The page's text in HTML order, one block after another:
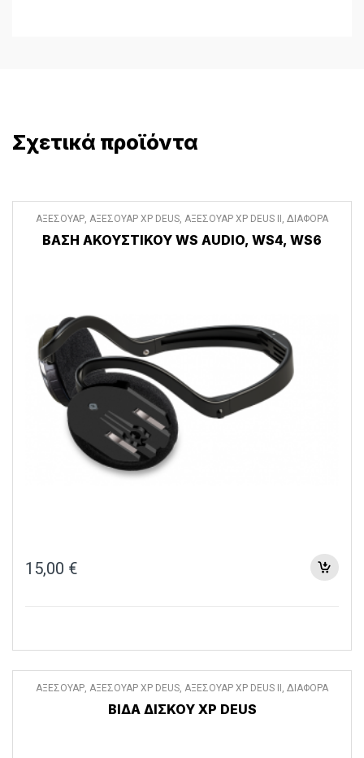
Σχετικά προϊόντα
ΑΞΕΣΟΥΑΡ ΑΞΕΣΟΥΑΡ XP DEUS ΑΞΕΣΟΥΑΡ XP DEUS II ΔΙΑΦΟΡΑ
ΒΑΣΗ ΑΚΟΥΣΤΙΚΟΥ WS AUDIO, WS4, WS6
15,00 €
ΑΞΕΣΟΥΑΡ ΑΞΕΣΟΥΑΡ XP DEUS ΑΞΕΣΟΥΑΡ XP DEUS II ΔΙΑΦΟΡΑ
ΒΙΔΑ ΔΙΣΚΟΥ XP DEUS